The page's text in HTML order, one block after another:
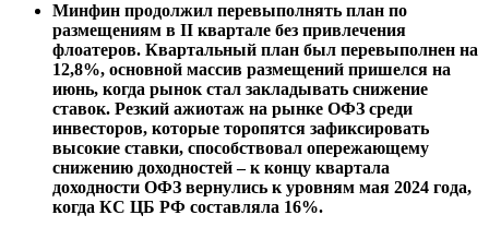
Минфин продолжил перевыполнять план по
размещениям в II квартале без привлечения
флоатеров. Квартальный план был перевыполнен на
12,8%, основной массив размещений пришелся на
июнь, когда рынок стал закладывать снижение
ставок. Резкий ажиотаж на рынке ОФЗ среди
инвесторов, которые торопятся зафиксировать
высокие ставки, способствовал опережающему
снижению доходностей – к концу квартала
доходности ОФЗ вернулись к уровням мая 2024 года,
когда КС ЦБ РФ составляла 16%.